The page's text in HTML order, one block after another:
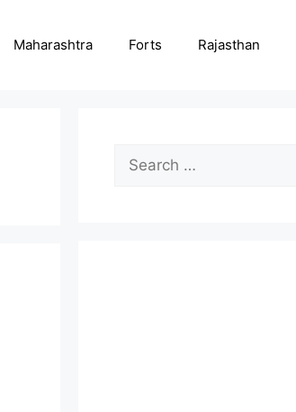
Maharashtra Forts Rajasthan
Search
for: